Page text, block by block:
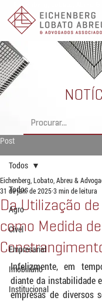
Eichenberg, Lobato, Abreu &
Advocacia Full
Post
Todos
Agro
Cível
Empresarial
Imobiliário
Institucional
Todos
Da Utilização
como Medida de
Eichenberg, Lobato, Abreu &
31 de jan. de 20253 min de leitura
Infelizmente, em
diante da instabilidade
empresas de diversos